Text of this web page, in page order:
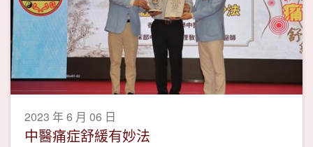
2023 年 6 月 06 日
中醫痛症舒緩有妙法